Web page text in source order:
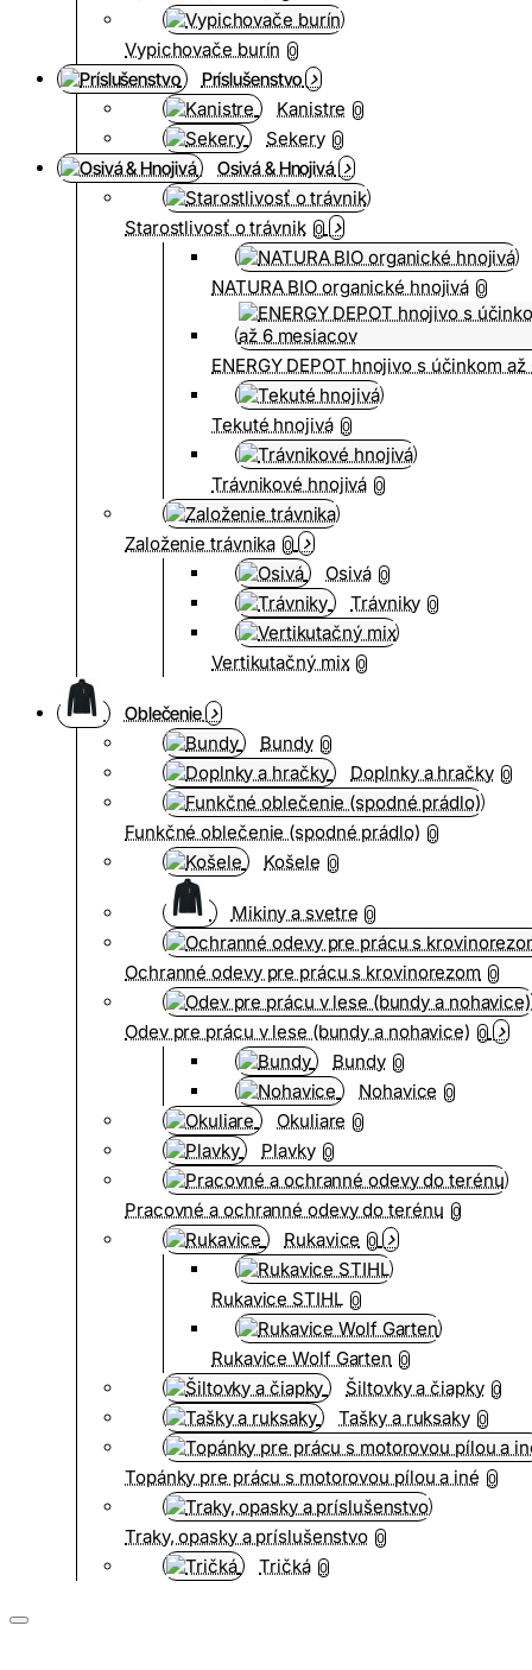
Vypichovače burín 0
Príslušenstvo
Kanistre 0
Sekery 0
Osivá & Hnojivá
Starostlivosť o trávnik 0
NATURA BIO organické hnojivá 0
ENERGY DEPOT hnojivo s účinkom
Tekuté hnojivá 0
Trávnikové hnojivá 0
Založenie trávnika 0
Osivá 0
Trávniky 0
Vertikutačný mix 0
Oblečenie
Bundy 0
Doplnky a hračky 0
Funkčné oblečenie (spodné prádlo) 0
Košele 0
Mikiny a svetre 0
Ochranné odevy pre prácu s krovinorezom 0
Odev pre prácu v lese (bundy a nohavice) 0
Bundy 0
Nohavice 0
Okuliare 0
Plavky 0
Pracovné a ochranné odevy do terénu 0
Rukavice 0
Rukavice STIHL 0
Rukavice Wolf Garten 0
Šiltovky a čiapky 0
Tašky a ruksaky 0
Topánky pre prácu s motorovou pílou a iné 0
Traky, opasky a príslušenstvo 0
Tričká 0